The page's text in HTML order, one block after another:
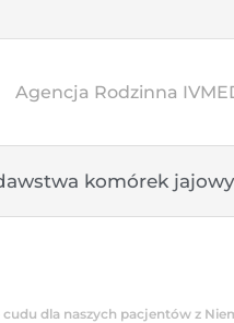
Agencja Rodzinna
komórek
cudu dla naszych pacjentów z